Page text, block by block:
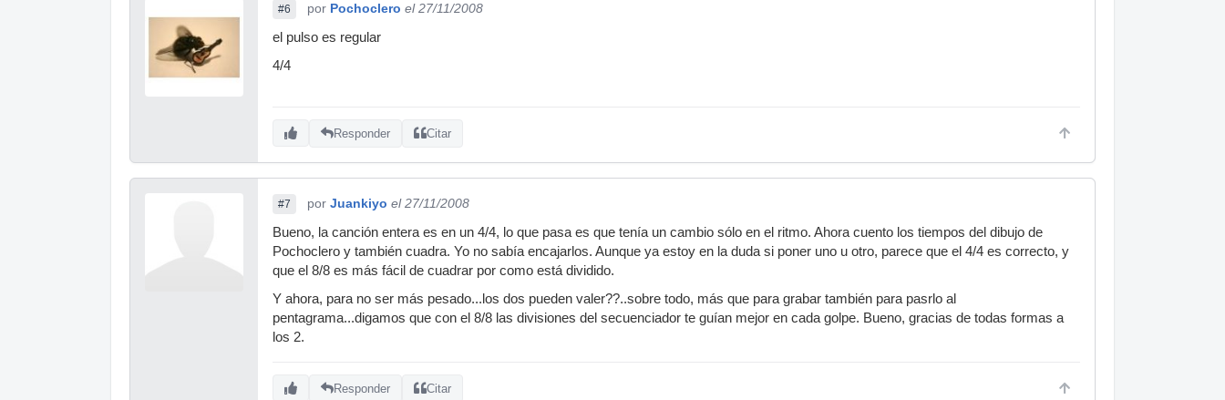
#6 por Pochoclero el 27/11/2008
el pulso es regular
4/4
Responder Citar
#7 por Juankiyo el 27/11/2008
Bueno, la canción entera es en un 4/4, lo que pasa es que tenía un cambio sólo en el ritmo. Ahora cuento los tiempos del dibujo de
Pochoclero y también cuadra. Yo no sabía encajarlos. Aunque ya estoy en la duda si poner uno u otro, parece que el 4/4 es correcto, y
que el 8/8 es más fácil de cuadrar por como está dividido.
Y ahora, para no ser más pesado...los dos pueden valer??..sobre todo, más que para grabar también para pasrlo al
pentagrama...digamos que con el 8/8 las divisiones del secuenciador te guían mejor en cada golpe. Bueno, gracias de todas formas a
los 2.
Responder Citar